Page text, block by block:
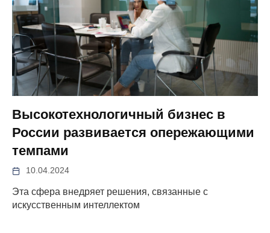
Высокотехнологичный бизнес в
России развивается опережающими
темпами
10.04.2024
Эта сфера внедряет решения, связанные с
искусственным интеллектом